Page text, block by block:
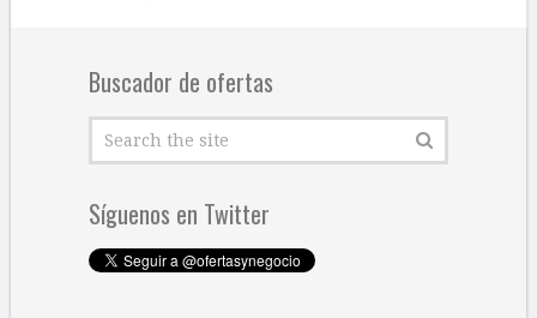
Buscador de ofertas
Síguenos en Twitter